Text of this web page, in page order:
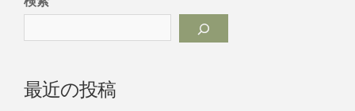
最近の投稿